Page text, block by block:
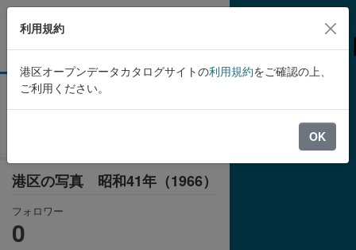
Skip to main content
組織
港区
港区の写真 昭和41年
港区の写真 昭和41年（1966）
フォロワー
0
利用規約
港区オープンデータカタログサイトの利用規約をご確認の上、
ご利用ください。
OK